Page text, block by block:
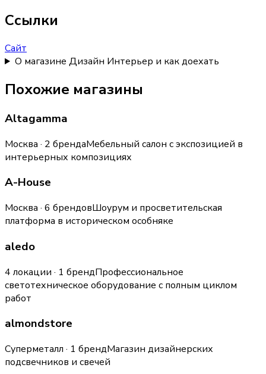
Ссылки
Сайт
О магазине Дизайн Интерьер и как доехать
Похожие магазины
Altagamma
Москва · 2 брендаМебельный салон с экспозицией в
интерьерных композициях
A-House
Москва · 6 брендовШоурум и просветительская
платформа в историческом особняке
aledo
4 локации · 1 брендПрофессиональное
светотехническое оборудование с полным циклом
работ
almondstore
Суперметалл · 1 брендМагазин дизайнерских
подсвечников и свечей